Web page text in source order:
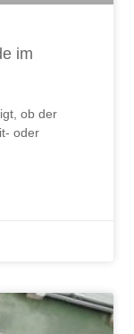
im
ob der
oder